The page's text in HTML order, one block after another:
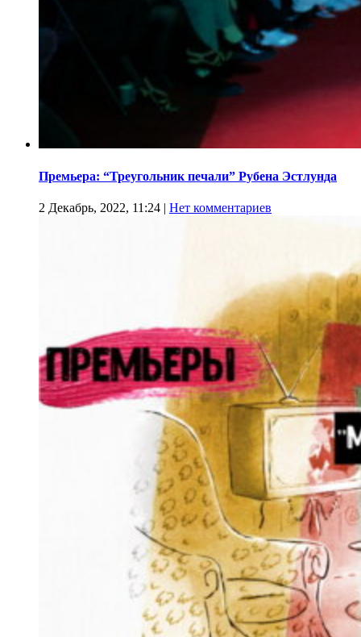
Премьера: “Треугольник печали” Рубена Эстлунда
2 Декабрь, 2022, 11:24 | Нет комментариев